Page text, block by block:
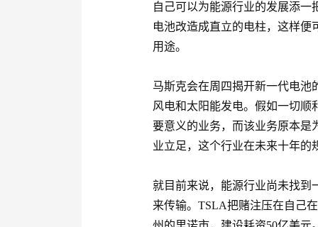
自己可以为能源行业的发展添
电池改造成直立的电柱，这样
用途。
马斯克会在周四揭开新一代电池
风电和太阳能发电。假如一切顺
要意义的业务，而该业务原本是
业立足，这个行业在未来十年的
就目前来说，能源行业尚未找到
来传输。TSLA把赌注压在自己